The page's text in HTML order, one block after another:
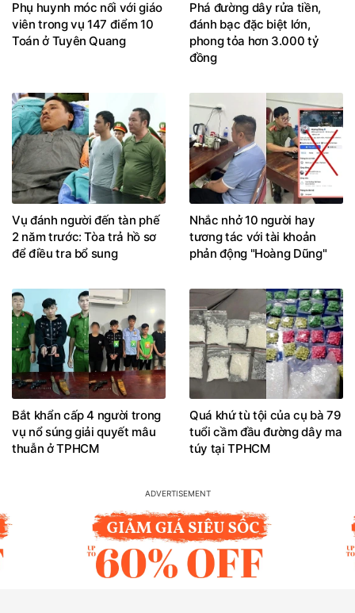
Phụ huynh móc nối với giáo
viên trong vụ 147 điểm 10
Toán ở Tuyên Quang
Phá đường dây rửa tiền,
đánh bạc đặc biệt lớn,
phong tỏa hơn 3.000 tỷ
đồng
Vụ đánh người đến tàn phế
2 năm trước: Tòa trả hồ sơ
để điều tra bổ sung
Nhắc nhở 10 người hay
tương tác với tài khoản
phản động "Hoàng Dũng"
Bắt khẩn cấp 4 người trong
vụ nổ súng giải quyết mâu
thuẫn ở TPHCM
Quá khứ tù tội của cụ bà 79
tuổi cầm đầu đường dây ma
túy tại TPHCM